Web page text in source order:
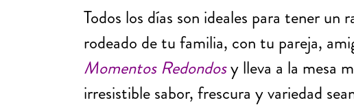
Todos los días son ideales para tener
rodeado de tu familia, con tu pareja,
Momentos Redondosy lleva a la mesa
irresistible sabor, frescura y variedad